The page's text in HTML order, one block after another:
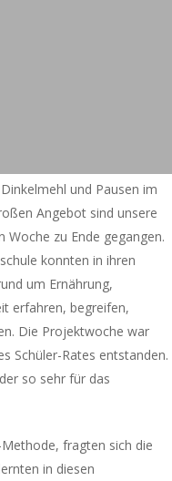
und Pausen im
Angebot sind unsere
Woche zu Ende gegangen.
konnten in ihren
um Ernährung,
erfahren, begreifen,
Die Projektwoche war
Schüler-Rates entstanden.
so sehr für das
fragten sich die
in diesen